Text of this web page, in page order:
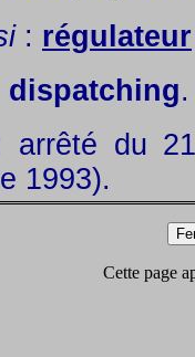
: régulateur
dispatching.
arrêté du
1993).
Cette page